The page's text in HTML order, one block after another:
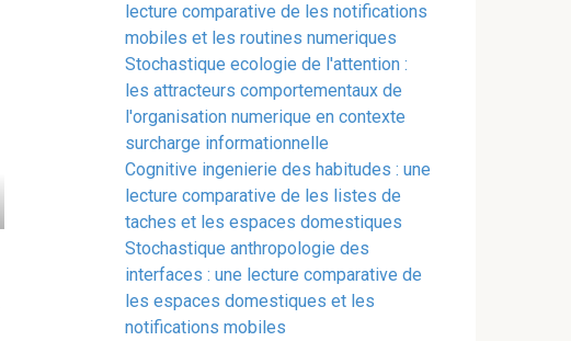
lecture comparative de les notifications
mobiles et les routines numeriques
Stochastique ecologie de l'attention :
les attracteurs comportementaux de
l'organisation numerique en contexte
surcharge informationnelle
Cognitive ingenierie des habitudes : une
lecture comparative de les listes de
taches et les espaces domestiques
Stochastique anthropologie des
interfaces : une lecture comparative de
les espaces domestiques et les
notifications mobiles